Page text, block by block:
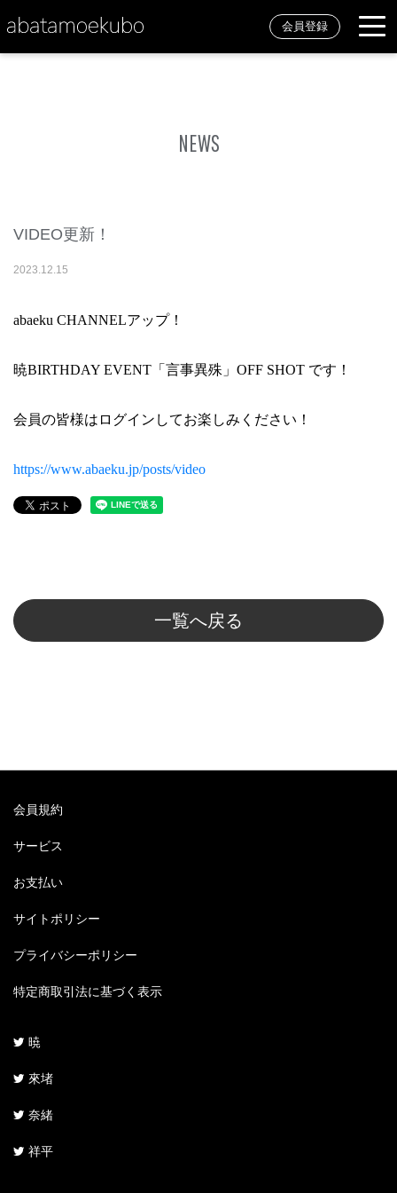
会員登録
NEWS
VIDEO更新！
2023.12.15
abaeku CHANNELアップ！
暁BIRTHDAY EVENT「言事異殊」OFF SHOT です！
会員の皆様はログインしてお楽しみください！
https://www.abaeku.jp/posts/video
一覧へ戻る
会員規約
サービス
お支払い
サイトポリシー
プライバシーポリシー
特定商取引法に基づく表示
暁
來堵
奈緒
祥平